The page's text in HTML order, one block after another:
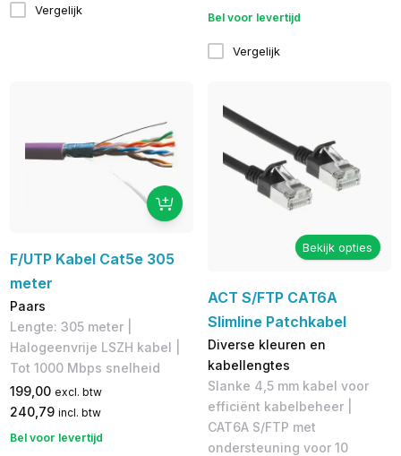
Vergelijk
Bel voor levertijd
Vergelijk
F/UTP Kabel Cat5e 305
meter
Paars
Lengte: 305 meter |
Halogeenvrije LSZH kabel |
Tot 1000 Mbps snelheid
199,00 excl. btw
240,79 incl. btw
Bel voor levertijd
Bekijk opties
ACT S/FTP CAT6A
Slimline Patchkabel
Diverse kleuren en
kabellengtes
Slanke 4,5 mm kabel voor
efficiënt kabelbeheer |
CAT6A S/FTP met
ondersteuning voor 10